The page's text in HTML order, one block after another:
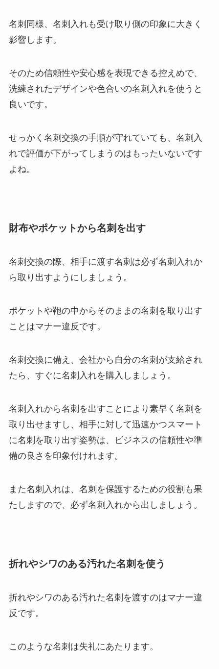
名刺同様、名刺入れも受け取り側の印象に大きく
影響します。
そのため信頼性や安心感を表現できる控えめで、
洗練されたデザインや色合いの名刺入れを使うと
良いです。
せっかく名刺交換の手順が守れていても、名刺入
れで評価が下がってしまうのはもったいないです
よね。
財布やポケットから名刺を出す
名刺交換の際、相手に渡す名刺は必ず名刺入れか
ら取り出すようにしましょう。
ポケットや鞄の中からそのままの名刺を取り出す
ことはマナー違反です。
名刺交換に備え、会社から自分の名刺が支給され
たら、すぐに名刺入れを購入しましょう。
名刺入れから名刺を出すことにより素早く名刺を
取り出せますし、相手に対して迅速かつスマート
に名刺を取り出す姿勢は、ビジネスの信頼性や準
備の良さを印象付けれます。
また名刺入れは、名刺を保護するための役割も果
たしますので、必ず名刺入れから出しましょう。
折れやシワのある汚れた名刺を使う
折れやシワのある汚れた名刺を渡すのはマナー違
反です。
このような名刺は失礼にあたります。